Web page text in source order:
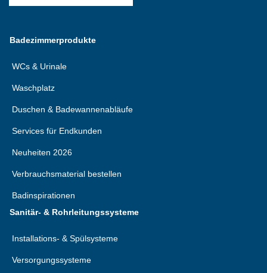
Badezimmerprodukte
WCs & Urinale
Waschplatz
Duschen & Badewannenabläufe
Services für Endkunden
Neuheiten 2026
Verbrauchsmaterial bestellen
Badinspirationen
Sanitär- & Rohrleitungssysteme
Installations- & Spülsysteme
Versorgungssysteme